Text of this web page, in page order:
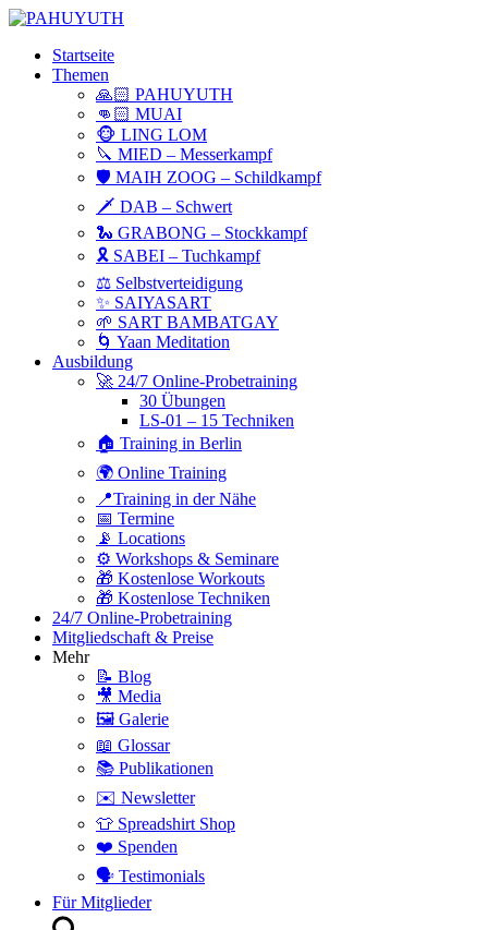
Startseite
Themen
🙏🏻 PAHUYUTH
👊🏻 MUAI
🐵 LING LOM
🔪 MIED – Messerkampf
🛡 MAIH ZOOG – Schildkampf
🗡 DAB – Schwert
🐍 GRABONG – Stockkampf
🎗 SABEI – Tuchkampf
⚖️ Selbstverteidigung
✨ SAIYASART
🌱 SART BAMBATGAY
🌀 Yaan Meditation
Ausbildung
🚀 24/7 Online-Probetraining
30 Übungen
LS-01 – 15 Techniken
🏠 Training in Berlin
🌍 Online Training
📍Training in der Nähe
📅 Termine
📡 Locations
⚙️ Workshops & Seminare
🎁 Kostenlose Workouts
🎁 Kostenlose Techniken
24/7 Online-Probetraining
Mitgliedschaft & Preise
Mehr
📝 Blog
🎥 Media
🖼️ Galerie
📖 Glossar
📚 Publikationen
✉️ Newsletter
👕 Spreadshirt Shop
❤️ Spenden
🗣️ Testimonials
Für Mitglieder